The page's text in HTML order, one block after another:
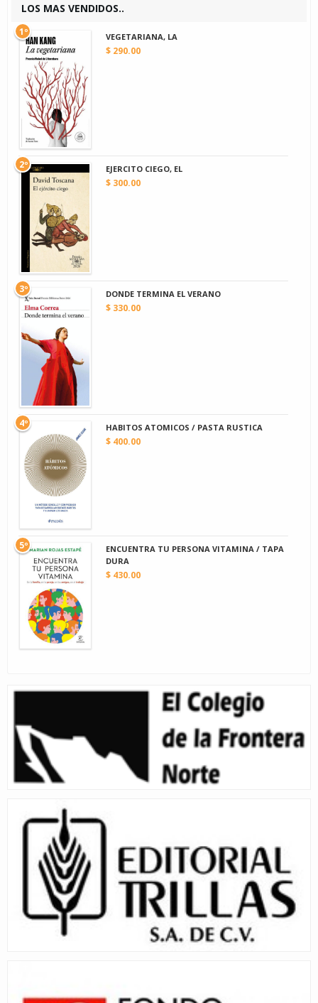
LOS MAS VENDIDOS..
VEGETARIANA, LA
$ 290.00
1º
EJERCITO CIEGO, EL
$ 300.00
2º
DONDE TERMINA EL VERANO
$ 330.00
3º
HABITOS ATOMICOS / PASTA RUSTICA
$ 400.00
4º
ENCUENTRA TU PERSONA VITAMINA / TAPA
DURA
$ 430.00
5º